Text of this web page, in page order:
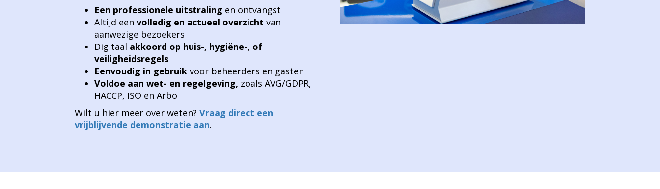
Een professionele uitstraling en ontvangst
Altijd een volledig en actueel overzicht van
aanwezige bezoekers
Digitaal akkoord op huis-, hygiëne-, of
veiligheidsregels
Eenvoudig in gebruik voor beheerders en gasten
Voldoe aan wet- en regelgeving, zoals AVG/GDPR,
HACCP, ISO en Arbo
Wilt u hier meer over weten? Vraag direct een
vrijblijvende demonstratie aan.